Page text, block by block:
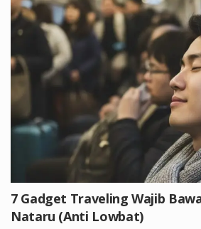
7 Gadget Traveling Wajib
Nataru (Anti Lowbat)